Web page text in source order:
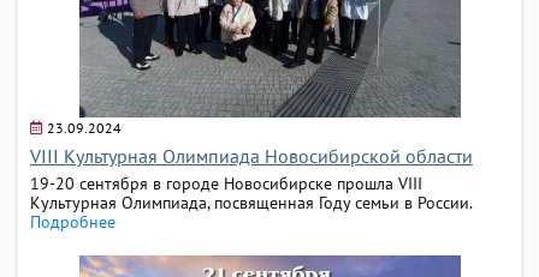
23.09.2024
VIII Культурная Олимпиада Новосибирской области
19-20 сентября в городе Новосибирске прошла VIII
Культурная Олимпиада, посвященная Году семьи в России.
Подробнее